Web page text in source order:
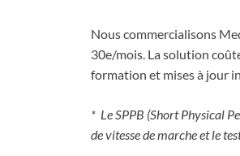
Nous commercialisons
30e/mois. La solution
formation et mises à jour
* Le SPPB (Short Physical
de vitesse de marche et le